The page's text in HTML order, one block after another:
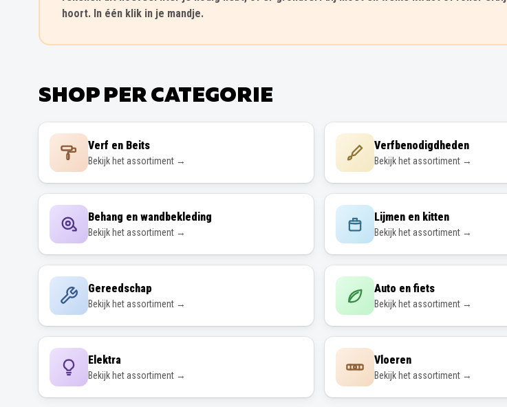
hoort. In één klik in je mandje.
SHOP PER CATEGORIE
Verf en Beits
Bekijk het assortiment →
Verfbenodigdheden
Bekijk het assortiment →
Behang en wandbekleding
Bekijk het assortiment →
Lijmen en kitten
Bekijk het assortiment →
Gereedschap
Bekijk het assortiment →
Auto en fiets
Bekijk het assortiment →
Elektra
Bekijk het assortiment →
Vloeren
Bekijk het assortiment →